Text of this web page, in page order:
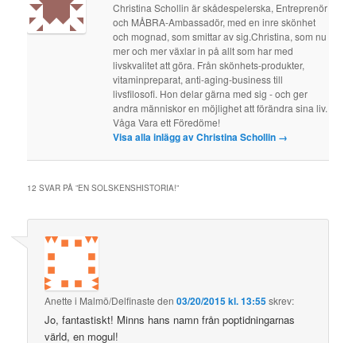
Christina Schollin är skådespelerska, Entreprenör
och MÅBRA-Ambassadör, med en inre skönhet
och mognad, som smittar av sig.Christina, som nu
mer och mer växlar in på allt som har med
livskvalitet att göra. Från skönhets-produkter,
vitaminpreparat, anti-aging-business till
livsfilosofi. Hon delar gärna med sig - och ger
andra människor en möjlighet att förändra sina liv.
Våga Vara ett Föredöme!
Visa alla inlägg av Christina Schollin →
12 SVAR PÅ ”EN SOLSKENSHISTORIA!”
Anette i Malmö/Delfinaste den03/20/2015 kl. 13:55skrev:
Jo, fantastiskt! Minns hans namn från poptidningarnas
värld, en mogul!